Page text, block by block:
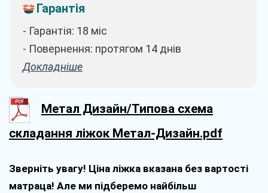
Гарантія
- Гарантія: 18 міс
- Повернення: протягом 14 днів
Докладніше
Метал Дизайн/Типова схема
складання ліжок Метал-Дизайн.pdf
Зверніть увагу! Ціна ліжка вказана без вартості
матраца! Але ми підберемо найбільш